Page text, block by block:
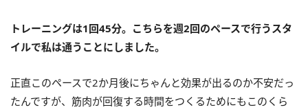
トレーニングは1回45分。こちらを週2回のペースで行うスタ
イルで私は通うことにしました。
正直このペースで2か月後にちゃんと効果が出るのか不安だっ
たんですが、筋肉が回復する時間をつくるためにもこのくら